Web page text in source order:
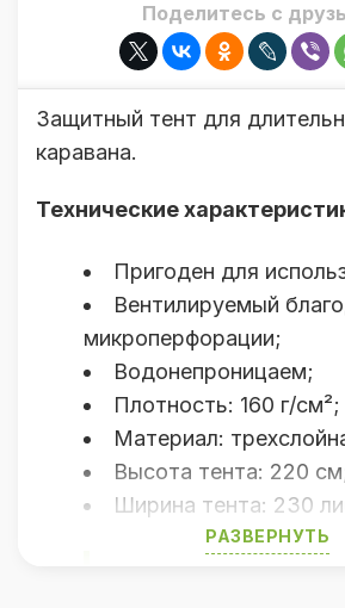
Поделитесь с
РАЗВЕРНУТЬ
Защитный тент для
каравана.
Технические
Пригоден для
Вентилируемый
микроперфорации;
Водонепроницаем;
Плотность: 160 г/см²;
Материал:
Высота тента: 220
Ширина тента: 230